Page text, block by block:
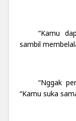
“Kamu
sambil
“Nggak
“Kamu suka